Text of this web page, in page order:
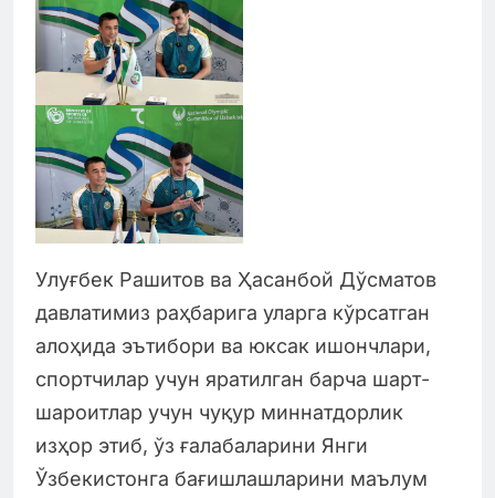
Улуғбек Рашитов ва Ҳасанбой Дўсматов
давлатимиз раҳбарига уларга кўрсатган
алоҳида эътибори ва юксак ишончлари,
спортчилар учун яратилган барча шарт-
шароитлар учун чуқур миннатдорлик
изҳор этиб, ўз ғалабаларини Янги
Ўзбекистонга бағишлашларини маълум